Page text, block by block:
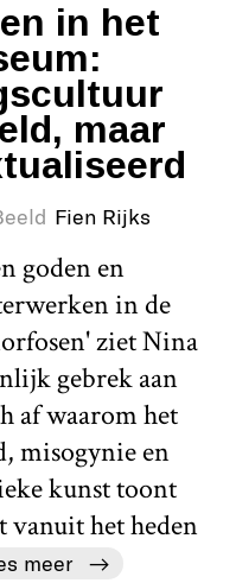
in het
maar
Fien Rijks
goden en
in de
ziet Nina
gebrek aan
af waarom het
misogynie en
kunst toont
vanuit het heden
meer